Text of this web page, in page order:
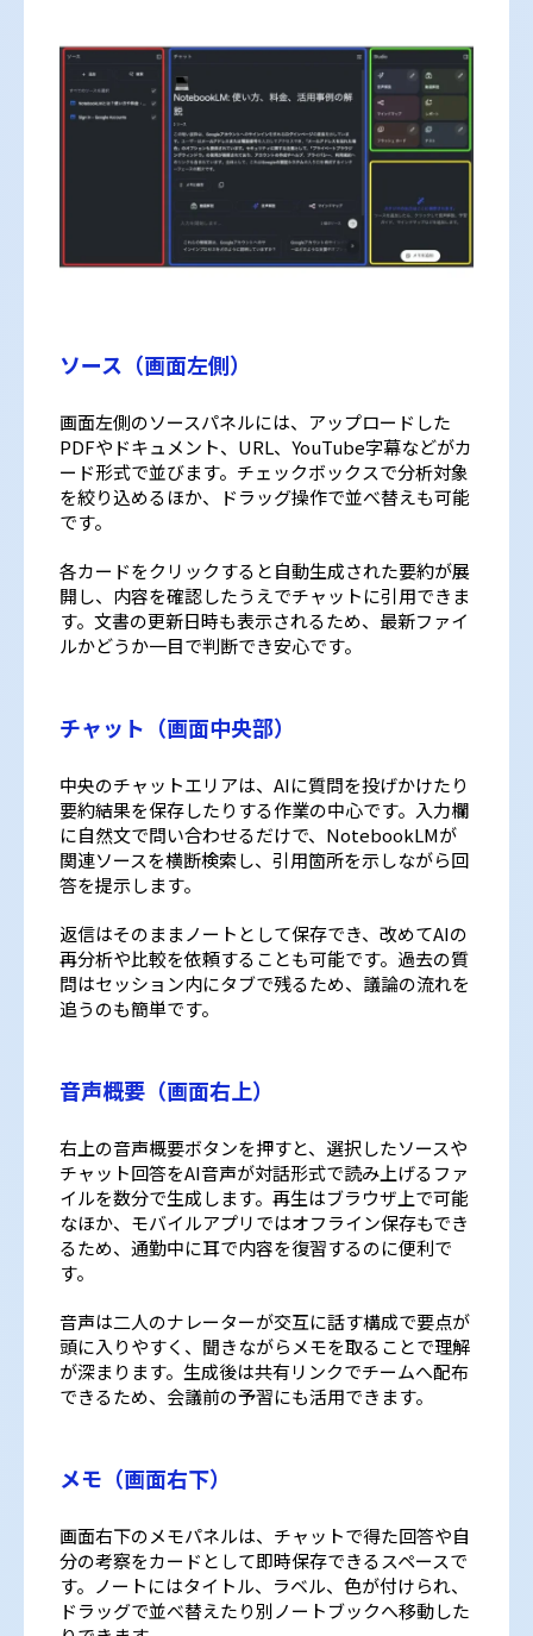
ソース（画面左側）
画面左側のソースパネルには、アップロードした
PDFやドキュメント、URL、YouTube字幕などがカ
ード形式で並びます。チェックボックスで分析対象
を絞り込めるほか、ドラッグ操作で並べ替えも可能
です。
各カードをクリックすると自動生成された要約が展
開し、内容を確認したうえでチャットに引用できま
す。文書の更新日時も表示されるため、最新ファイ
ルかどうか一目で判断でき安心です。
チャット（画面中央部）
中央のチャットエリアは、AIに質問を投げかけたり
要約結果を保存したりする作業の中心です。入力欄
に自然文で問い合わせるだけで、NotebookLMが
関連ソースを横断検索し、引用箇所を示しながら回
答を提示します。
返信はそのままノートとして保存でき、改めてAIの
再分析や比較を依頼することも可能です。過去の質
問はセッション内にタブで残るため、議論の流れを
追うのも簡単です。
音声概要（画面右上）
右上の音声概要ボタンを押すと、選択したソースや
チャット回答をAI音声が対話形式で読み上げるファ
イルを数分で生成します。再生はブラウザ上で可能
なほか、モバイルアプリではオフライン保存もでき
るため、通勤中に耳で内容を復習するのに便利で
す。
音声は二人のナレーターが交互に話す構成で要点が
頭に入りやすく、聞きながらメモを取ることで理解
が深まります。生成後は共有リンクでチームへ配布
できるため、会議前の予習にも活用できます。
メモ（画面右下）
画面右下のメモパネルは、チャットで得た回答や自
分の考察をカードとして即時保存できるスペースで
す。ノートにはタイトル、ラベル、色が付けられ、
ドラッグで並べ替えたり別ノートブックへ移動した